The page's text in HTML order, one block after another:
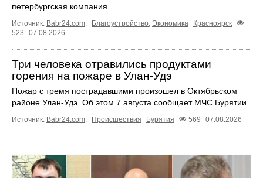
петербургская компания.
Источник: Babr24.com Благоустройство Экономика
Красноярск
523
07.08.2026
Три человека отравились продуктами
горения на пожаре в Улан-Удэ
Пожар с тремя пострадавшими произошел в Октябрьском
районе Улан-Удэ. Об этом 7 августа сообщает МЧС Бурятии.
Источник: Babr24.com Происшествия Бурятия 569 07.08.2026